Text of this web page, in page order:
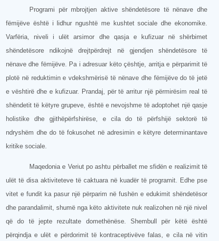
Programi për mbrojtjen aktive shëndetësore të nënave dhe
fëmijëve është i lidhur ngushtë me kushtet sociale dhe ekonomike.
Varfëria, niveli i ulët arsimor dhe qasja e kufizuar në shërbimet
shëndetësore ndikojnë drejtpërdrejt në gjendjen shëndetësore të
nënave dhe fëmijëve. Pa i adresuar këto çështje, arritja e përparimit të
plotë në reduktimin e vdekshmërisë të nënave dhe fëmijëve do të jetë
e vështirë dhe e kufizuar. Prandaj, për të arritur një përmirësim real të
shëndetit të këtyre grupeve, është e nevojshme të adoptohet një qasje
holistike dhe gjithëpërfshirëse, e cila do të përfshijë sektorë të
ndryshëm dhe do të fokusohet në adresimin e këtyre determinantave
kritike sociale.
Maqedonia e Veriut po ashtu përballet me sfidën e realizimit të
ulët të disa aktiviteteve të caktuara në kuadër të programit. Edhe pse
vitet e fundit ka pasur një përparim në fushën e edukimit shëndetësor
dhe parandalimit, shumë nga këto aktivitete nuk realizohen në një nivel
që do të jepte rezultate domethënëse. Shembull për këtë është
përqindja e ulët e përdorimit të kontraceptivëve falas, e cila në vitin